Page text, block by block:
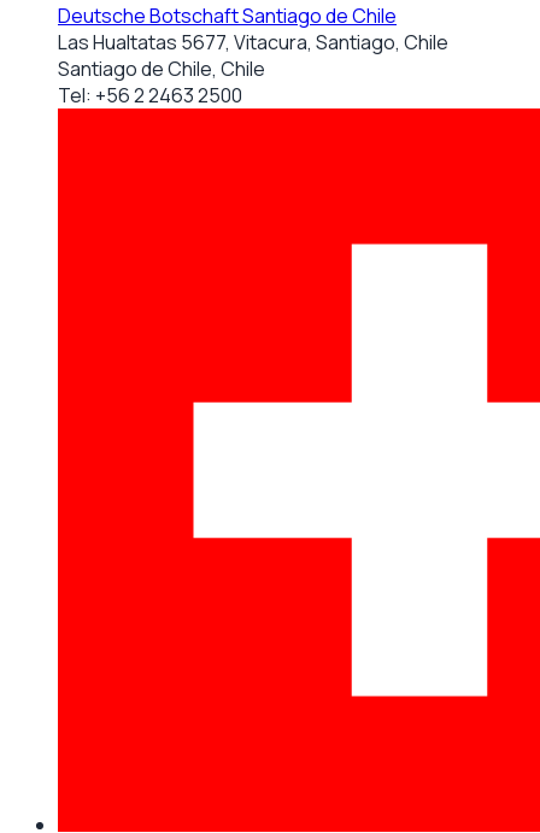
Deutsche Botschaft Santiago de Chile
Las Hualtatas 5677, Vitacura, Santiago, Chile
Santiago de Chile, Chile
Tel: +56 2 2463 2500